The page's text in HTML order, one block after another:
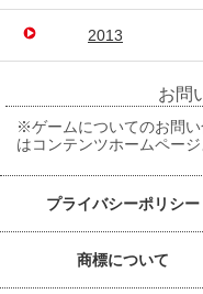
2013
お問
※ゲームについてのお問い
はコンテンツホームペー
プライバシーポリシー
商標について